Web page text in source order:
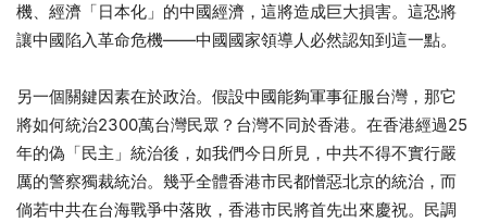
機、經濟「日本化」的中國經濟，這將造成巨大損害。這恐將
讓中國陷入革命危機——中國國家領導人必然認知到這一點。
另一個關鍵因素在於政治。假設中國能夠軍事征服台灣，那它
將如何統治2300萬台灣民眾？台灣不同於香港。在香港經過25
年的偽「民主」統治後，如我們今日所見，中共不得不實行嚴
厲的警察獨裁統治。幾乎全體香港市民都憎惡北京的統治，而
倘若中共在台海戰爭中落敗，香港市民將首先出來慶祝。民調